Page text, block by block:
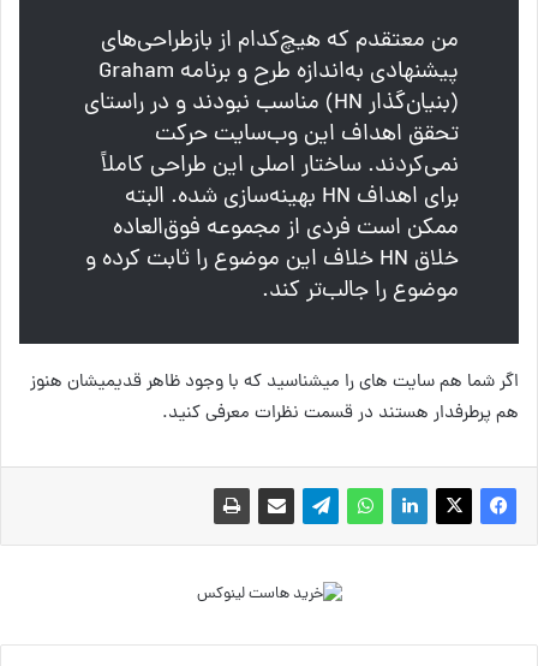
من معتقدم که هیچ‌کدام از بازطراحی‌های
پیشنهادی به‌اندازه طرح و برنامه Graham
(بنیان‌گذار HN) مناسب نبودند و در راستای
تحقق اهداف این وب‌سایت حرکت
نمی‌کردند. ساختار اصلی این طراحی کاملاً
برای اهداف HN بهینه‌سازی شده. البته
ممکن است فردی از مجموعه فوق‌العاده
خلاق HN خلاف این موضوع را ثابت کرده و
موضوع را جالب‌تر کند.
اگر شما هم سایت های را میشناسید که با وجود ظاهر قدیمیشان هنوز
هم پرطرفدار هستند در قسمت نظرات معرفی کنید.